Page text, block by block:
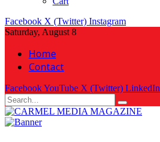
Facebook X (Twitter) Instagram
Saturday, August 8
Home
Contact
FacebookYouTube X (Twitter) LinkedIn